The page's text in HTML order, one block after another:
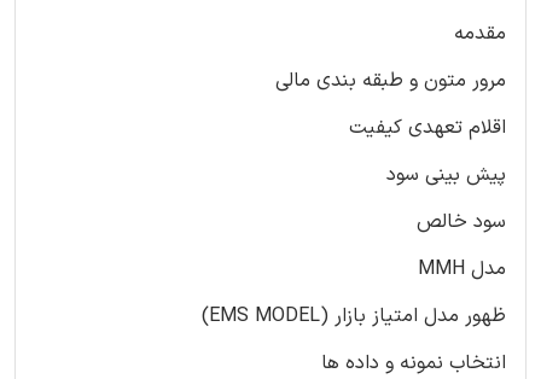
مقدمه
مرور متون و طبقه بندی مالی
اقلام تعهدی کیفیت
پیش بینی سود
سود خالص
مدل MMH
ظهور مدل امتیاز بازار (EMS MODEL)
انتخاب نمونه و داده ها